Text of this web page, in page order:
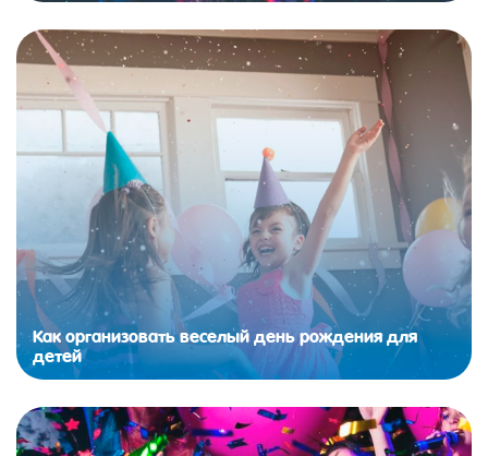
Как организовать веселый день рождения для
детей